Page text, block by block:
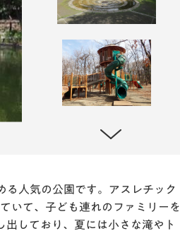
人気の公園です。アスレチック
いて、子ども連れのファミリーを
しており、夏には小さな滝やト